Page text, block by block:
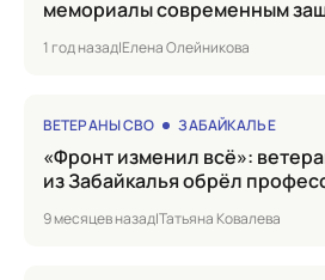
мемориалы современным
1 год назад|Елена Олейникова
ВЕТЕРАНЫ СВО ЗАБАЙКАЛЬЕ
«Фронт изменил всё»: ветеран СВО
из Забайкалья обрёл
9 месяцев назад|Татьяна Ковалева